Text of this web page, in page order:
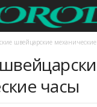
швейцарские
часы